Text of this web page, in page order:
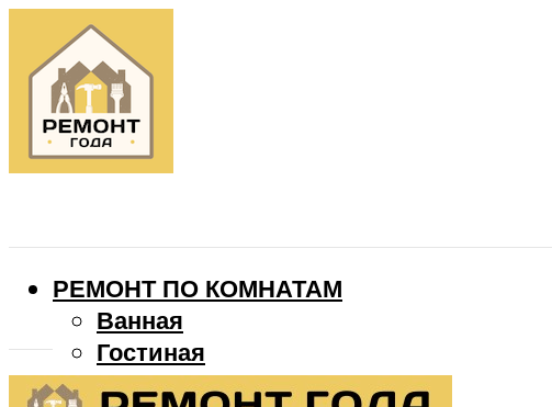
РЕМОНТ ПО КОМНАТАМ
Ванная
Гостиная
Детская